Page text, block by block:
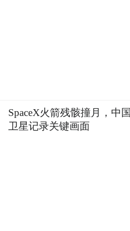
SpaceX火箭残骸撞月，中国
卫星记录关键画面